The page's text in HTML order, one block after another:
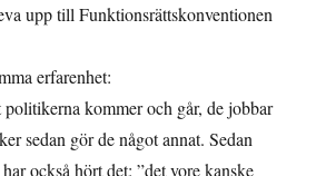
upp till Funktionsrättskonventionen
erfarenhet:
kommer och går, de jobbar
sedan gör de något annat. Sedan
också hört det: ”det vore kanske